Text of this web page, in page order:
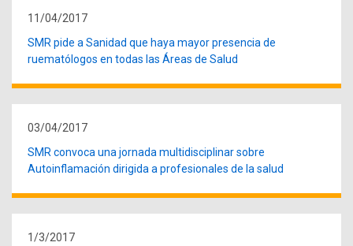
11/04/2017
SMR pide a Sanidad que haya mayor presencia de
ruematólogos en todas las Áreas de Salud
03/04/2017
SMR convoca una jornada multidisciplinar sobre
Autoinflamación dirigida a profesionales de la salud
1/3/2017